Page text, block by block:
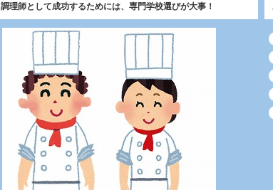
調理師として成功するためには、専門学校選びが大事！